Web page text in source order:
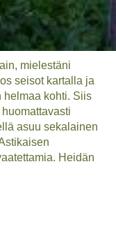
mielestäni
seisot kartalla ja
helmaa kohti. Siis
asuu sekalainen
Heidän